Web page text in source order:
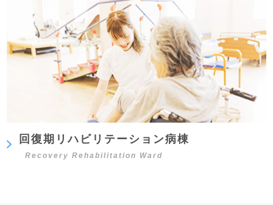
回復期リハビリテーション病棟
Recovery Rehabilitation Ward